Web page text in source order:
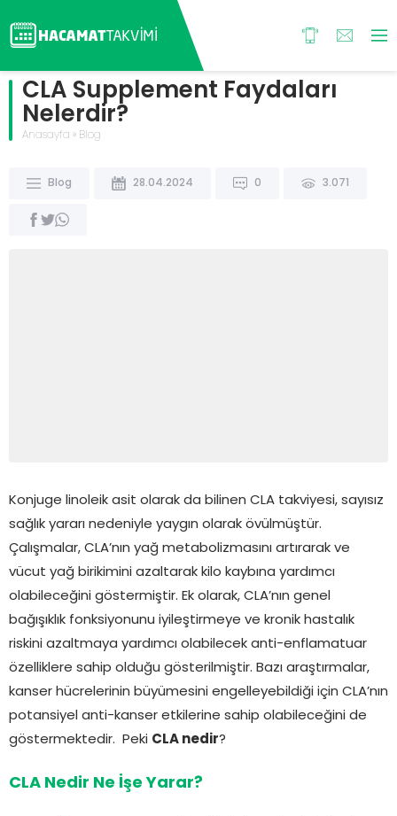
CLA Supplement Faydaları
Nelerdir?
Anasayfa » Blog
Blog 28.04.2024 0 3.071
Konjuge linoleik asit olarak da bilinen CLA takviyesi, sayısız
sağlık yararı nedeniyle yaygın olarak övülmüştür.
Çalışmalar, CLA’nın yağ metabolizmasını artırarak ve
vücut yağ birikimini azaltarak kilo kaybına yardımcı
olabileceğini göstermiştir. Ek olarak, CLA’nın genel
bağışıklık fonksiyonunu iyileştirmeye ve kronik hastalık
riskini azaltmaya yardımcı olabilecek anti-enflamatuar
özelliklere sahip olduğu gösterilmiştir. Bazı araştırmalar,
kanser hücrelerinin büyümesini engelleyebildiği için CLA’nın
potansiyel anti-kanser etkilerine sahip olabileceğini de
göstermektedir. Peki CLA nedir?
CLA Nedir Ne İşe Yarar?